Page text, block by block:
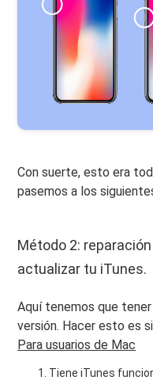
Con suerte, esto era
pasemos a los
Método 2:
actualizar tu iTunes.
Aquí tenemos que
versión. Hacer esto es
Para usuarios de Mac
Tiene iTunes